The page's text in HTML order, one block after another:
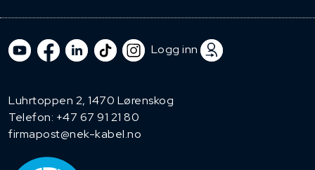
Logg inn
Luhrtoppen 2, 1470 Lørenskog
Telefon: +47 67 91 21 80
firmapost@nek-kabel.no